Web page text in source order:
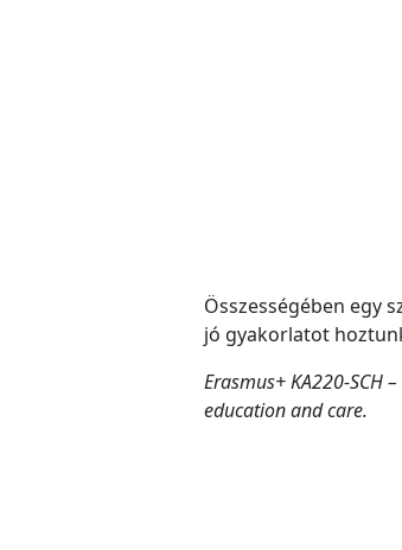
Összességében egy
jó gyakorlatot
Erasmus+ KA220-SCH
education and care.